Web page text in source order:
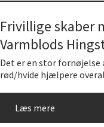
Frivillige skaber
Varmblods
Det er en stor
rød/hvide hjælpere
Læs mere